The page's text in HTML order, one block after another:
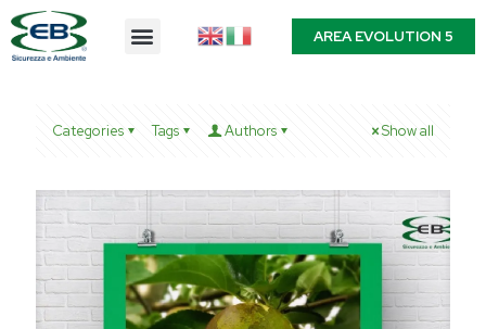
AREA EVOLUTION 5
Categories Tags Authors Show all